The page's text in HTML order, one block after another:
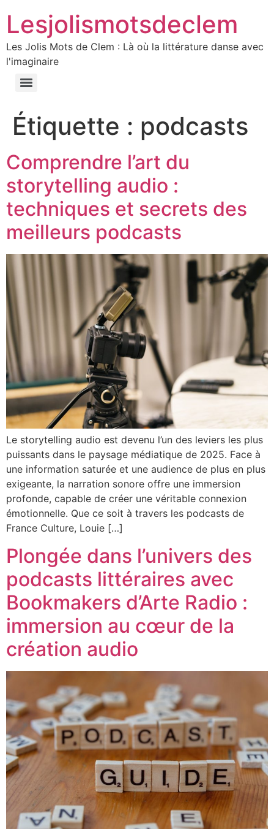
Lesjolismotsdeclem
Les Jolis Mots de Clem : Là où la littérature danse avec
l'imaginaire
Étiquette : podcasts
Comprendre l’art du
storytelling audio :
techniques et secrets des
meilleurs podcasts
Le storytelling audio est devenu l’un des leviers les plus
puissants dans le paysage médiatique de 2025. Face à
une information saturée et une audience de plus en plus
exigeante, la narration sonore offre une immersion
profonde, capable de créer une véritable connexion
émotionnelle. Que ce soit à travers les podcasts de
France Culture, Louie […]
Plongée dans l’univers des
podcasts littéraires avec
Bookmakers d’Arte Radio :
immersion au cœur de la
création audio